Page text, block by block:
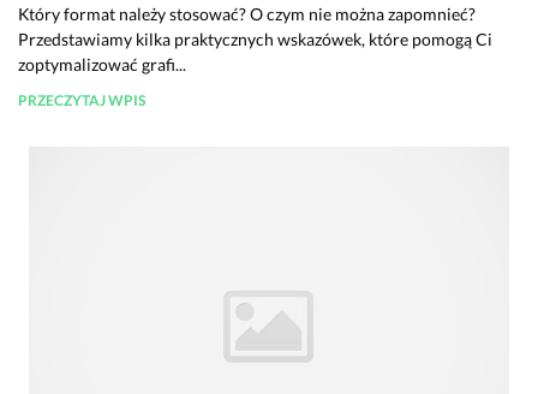
Który format należy stosować? O czym nie można zapomnieć?
Przedstawiamy kilka praktycznych wskazówek, które pomogą Ci
zoptymalizować grafi...
PRZECZYTAJ WPIS